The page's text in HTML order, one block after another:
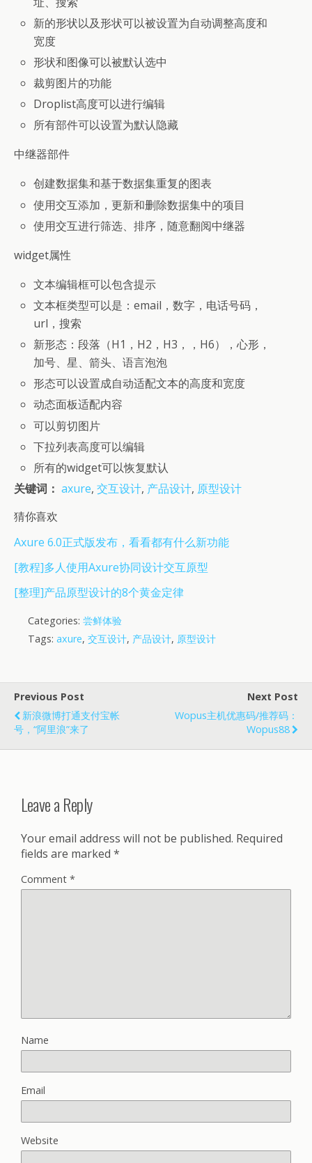
新的形状以及形状可以被设置为自动调整高度和
宽度
形状和图像可以被默认选中
裁剪图片的功能
Droplist高度可以进行编辑
所有部件可以设置为默认隐藏
中继器部件
创建数据集和基于数据集重复的图表
使用交互添加，更新和删除数据集中的项目
使用交互进行筛选、排序，随意翻阅中继器
widget属性
文本编辑框可以包含提示
文本框类型可以是：email，数字，电话号码，
url，搜索
新形态：段落（H1，H2，H3，，H6），心形，
加号、星、箭头、语言泡泡
形态可以设置成自动适配文本的高度和宽度
动态面板适配内容
可以剪切图片
下拉列表高度可以编辑
所有的widget可以恢复默认
关键词： axure, 交互设计, 产品设计, 原型设计
猜你喜欢
Axure 6.0正式版发布，看看都有什么新功能
[教程]多人使用Axure协同设计交互原型
[整理]产品原型设计的8个黄金定律
Categories: 尝鲜体验
Tags: axure, 交互设计, 产品设计, 原型设计
Previous Post
新浪微博打通支付宝帐
号，“阿里浪”来了
Next Post
Wopus主机优惠码/推荐码：
Wopus88
Leave a Reply
Your email address will not be published. Required
fields are marked *
Comment *
Name
Email
Website